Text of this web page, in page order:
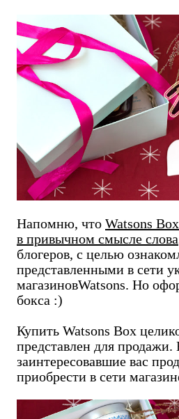
Напомню, что Watsons
в привычном смысле слова
блогеров, с целью
представленными в сети
магазиновWatsons. Но
бокса :)
Купить Watsons Box
представлен для продажи.
заинтересовавшие вас
приобрести в сети